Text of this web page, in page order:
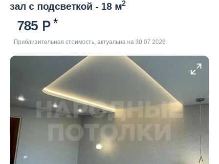
зал с подсветкой - 18 м2
785
Приблизительная стоимость, актуальна на 30 07 2026